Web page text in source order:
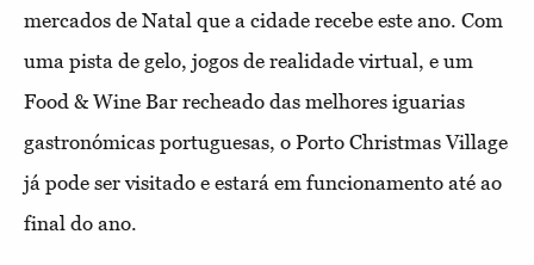
mercados de Natal que a cidade recebe este ano. Com
uma pista de gelo, jogos de realidade virtual, e um
Food & Wine Bar recheado das melhores iguarias
gastronómicas portuguesas, o Porto Christmas Village
já pode ser visitado e estará em funcionamento até ao
final do ano.